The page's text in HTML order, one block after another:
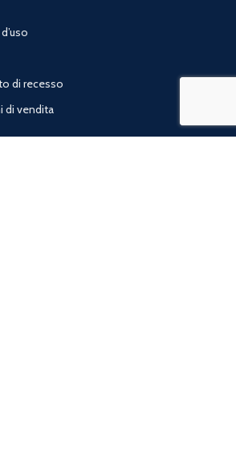
di recesso
di vendita